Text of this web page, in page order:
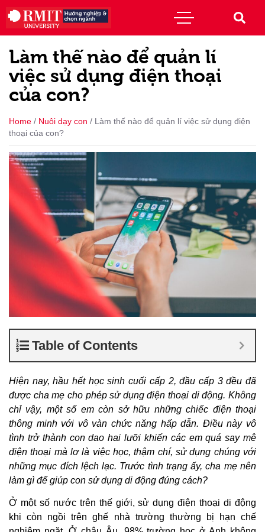
Làm thế nào để quản lí
việc sử dụng điện thoại
của con?
Home / Nuôi dạy con / Làm thế nào để quản lí việc sử dụng điện
thoại của con?
Table of Contents
Hiện nay, hầu hết học sinh cuối cấp 2, đầu cấp 3 đều đã
được cha mẹ cho phép sử dụng điện thoại di động. Không
chỉ vậy, một số em còn sở hữu những chiếc điện thoại
thông minh với vô vàn chức năng hấp dẫn. Điều này vô
tình trở thành con dao hai lưỡi khiến các em quá say mê
điện thoại mà lơ là việc học, thậm chí, sử dụng chúng với
những mục đích lệch lạc. Trước tình trạng ấy, cha mẹ nên
làm gì để giúp con sử dụng di động đúng cách?
Ở một số nước trên thế giới, sử dụng điện thoại di động
khi còn ngồi trên ghế nhà trường thường bị hạn chế